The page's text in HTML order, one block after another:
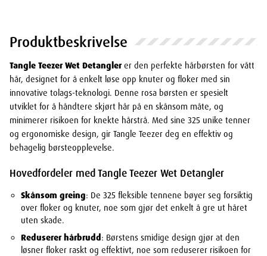
Produktbeskrivelse
Tangle Teezer Wet Detanglerer den perfekte hårbørsten for vått
hår, designet for å enkelt løse opp knuter og floker med sin
innovative tolags-teknologi. Denne rosa børsten er spesielt
utviklet for å håndtere skjørt hår på en skånsom måte, og
minimerer risikoen for knekte hårstrå. Med sine 325 unike tenner
og ergonomiske design, gir Tangle Teezer deg en effektiv og
behagelig børsteopplevelse.
Hovedfordeler med Tangle Teezer Wet Detangler
Skånsom greing: De 325 fleksible tennene bøyer seg forsiktig
over floker og knuter, noe som gjør det enkelt å gre ut håret
uten skade.
Reduserer hårbrudd: Børstens smidige design gjør at den
løsner floker raskt og effektivt, noe som reduserer risikoen for